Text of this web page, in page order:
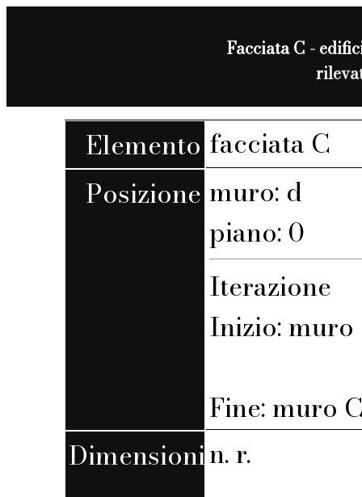
Facciata C -
Elemento facciata C
Posizione muro: d
piano: 0
Iterazione
Inizio: muro
Fine: muro
Dimensionin. r.